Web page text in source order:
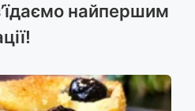
найпершим